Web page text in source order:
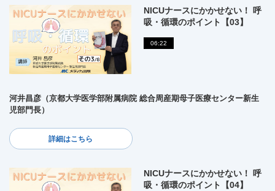
NICUナースにかかせない！ 呼
吸・循環のポイント【03】
06:22
河井昌彦（京都大学医学部附属病院 総合周産期母子医療センター新生
児部門長）
詳細はこちら
NICUナースにかかせない！ 呼
吸・循環のポイント【04】